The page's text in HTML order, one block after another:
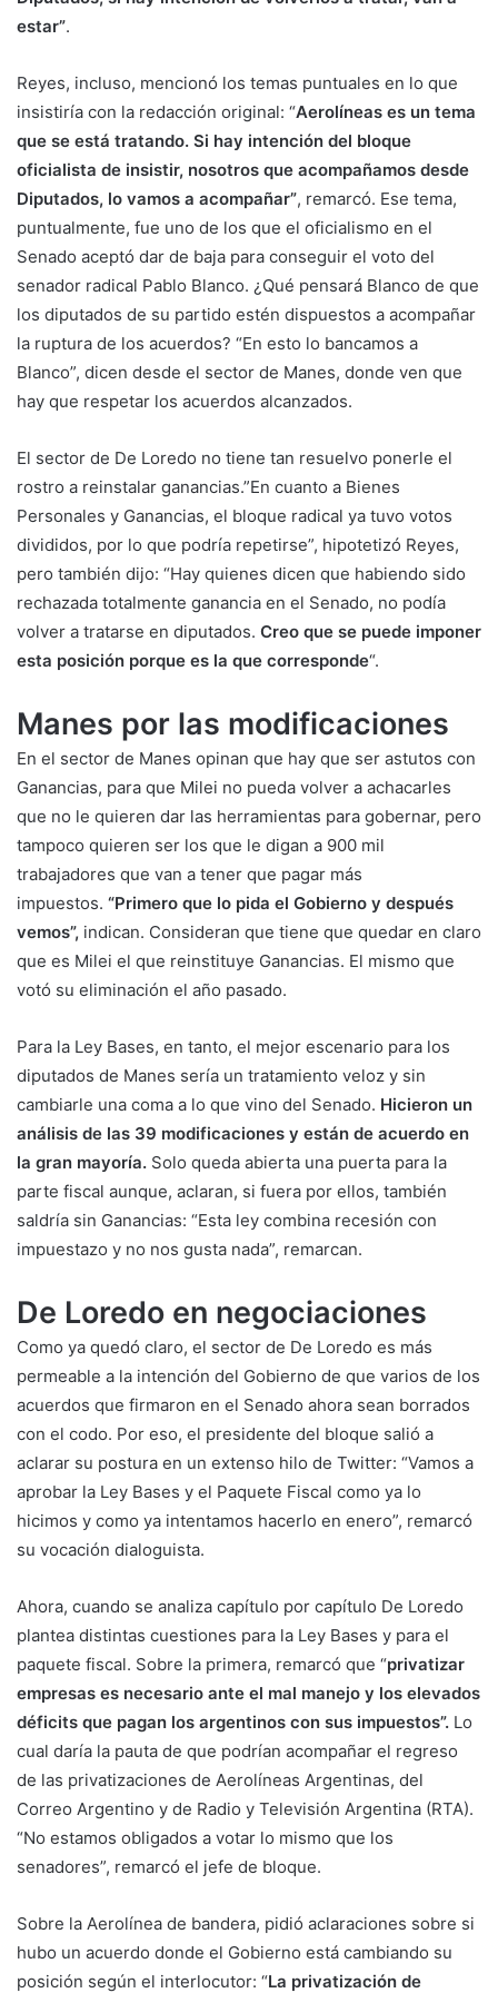
estar”.
Reyes, incluso, mencionó los temas puntuales en lo que
insistiría con la redacción original: “Aerolíneas es un tema
que se está tratando. Si hay intención del bloque
oficialista de insistir, nosotros que acompañamos desde
Diputados, lo vamos a acompañar”, remarcó. Ese tema,
puntualmente, fue uno de los que el oficialismo en el
Senado aceptó dar de baja para conseguir el voto del
senador radical Pablo Blanco. ¿Qué pensará Blanco de que
los diputados de su partido estén dispuestos a acompañar
la ruptura de los acuerdos? “En esto lo bancamos a
Blanco”, dicen desde el sector de Manes, donde ven que
hay que respetar los acuerdos alcanzados.
El sector de De Loredo no tiene tan resuelvo ponerle el
rostro a reinstalar ganancias.”En cuanto a Bienes
Personales y Ganancias, el bloque radical ya tuvo votos
divididos, por lo que podría repetirse”, hipotetizó Reyes,
pero también dijo: “Hay quienes dicen que habiendo sido
rechazada totalmente ganancia en el Senado, no podía
volver a tratarse en diputados. Creo que se puede imponer
esta posición porque es la que corresponde“.
Manes por las modificaciones
En el sector de Manes opinan que hay que ser astutos con
Ganancias, para que Milei no pueda volver a achacarles
que no le quieren dar las herramientas para gobernar, pero
tampoco quieren ser los que le digan a 900 mil
trabajadores que van a tener que pagar más
impuestos. “Primero que lo pida el Gobierno y después
vemos”, indican. Consideran que tiene que quedar en claro
que es Milei el que reinstituye Ganancias. El mismo que
votó su eliminación el año pasado.
Para la Ley Bases, en tanto, el mejor escenario para los
diputados de Manes sería un tratamiento veloz y sin
cambiarle una coma a lo que vino del Senado. Hicieron un
análisis de las 39 modificaciones y están de acuerdo en
la gran mayoría. Solo queda abierta una puerta para la
parte fiscal aunque, aclaran, si fuera por ellos, también
saldría sin Ganancias: “Esta ley combina recesión con
impuestazo y no nos gusta nada”, remarcan.
De Loredo en negociaciones
Como ya quedó claro, el sector de De Loredo es más
permeable a la intención del Gobierno de que varios de los
acuerdos que firmaron en el Senado ahora sean borrados
con el codo. Por eso, el presidente del bloque salió a
aclarar su postura en un extenso hilo de Twitter: “Vamos a
aprobar la Ley Bases y el Paquete Fiscal como ya lo
hicimos y como ya intentamos hacerlo en enero”, remarcó
su vocación dialoguista.
Ahora, cuando se analiza capítulo por capítulo De Loredo
plantea distintas cuestiones para la Ley Bases y para el
paquete fiscal. Sobre la primera, remarcó que “privatizar
empresas es necesario ante el mal manejo y los elevados
déficits que pagan los argentinos con sus impuestos”. Lo
cual daría la pauta de que podrían acompañar el regreso
de las privatizaciones de Aerolíneas Argentinas, del
Correo Argentino y de Radio y Televisión Argentina (RTA).
“No estamos obligados a votar lo mismo que los
senadores”, remarcó el jefe de bloque.
Sobre la Aerolínea de bandera, pidió aclaraciones sobre si
hubo un acuerdo donde el Gobierno está cambiando su
posición según el interlocutor: “La privatización de